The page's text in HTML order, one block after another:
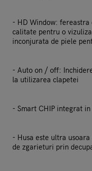
- HD Window:
calitate pentru o
inconjurata de piele
- Auto on / off:
la utilizarea clapetei
- Smart CHIP integrat in
- Husa este ultra
de zgarieturi prin